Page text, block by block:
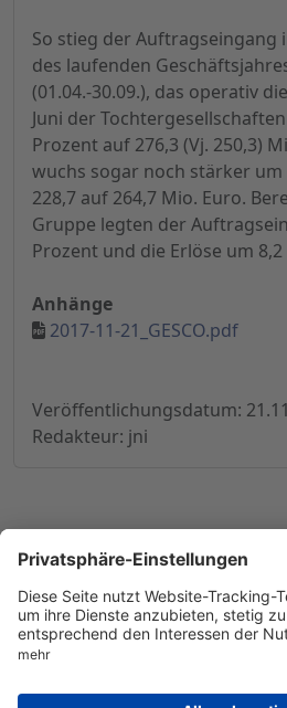
So stieg der Auftragseingang
des laufenden
(01.04.-30.09.), das operativ
Juni der Tochtergesellschaften
Prozent auf 276,3 (Vj. 250,3)
wuchs sogar noch stärker um
228,7 auf 264,7 Mio. Euro.
Gruppe legten der
Prozent und die Erlöse um
Anhänge
2017-11-21_GESCO.pdf
Veröffentlichungsdatum:
Redakteur: jni
© 1998-2026by GSC Research
Datenschutz